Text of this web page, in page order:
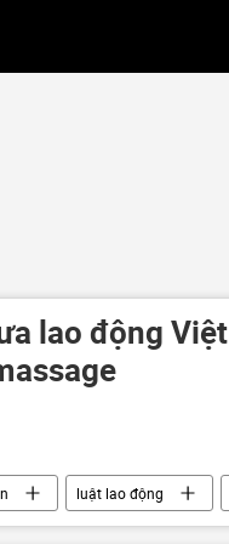
lao động Việt
luật lao động
nhà nước Quốc hội